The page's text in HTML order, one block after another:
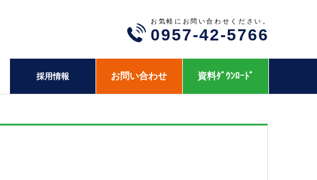
お気軽にお問い合わせください。
0957-42-5766
採用情報 お問い合わせ 資料ﾀﾞｳﾝﾛｰﾄﾞ